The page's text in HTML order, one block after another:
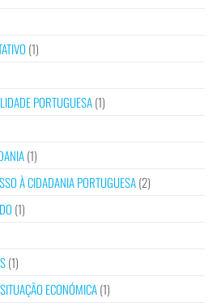
(1)
PORTUGUESA(1)
(1)
À CIDADANIA PORTUGUESA(2)
(1)
(1)
ECONÓMICA(1)